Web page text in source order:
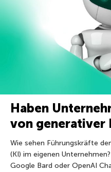
Haben
von generativer
Wie sehen Führungskräfte
(KI) im eigenen
Google Bard oder OpenAI